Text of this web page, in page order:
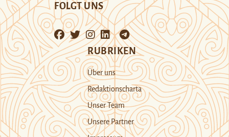
FOLGT UNS
RUBRIKEN
Über uns
Redaktionscharta
Unser Team
Unsere Partner